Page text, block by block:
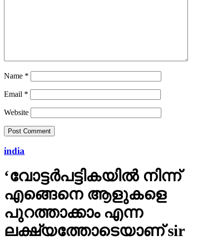
Name *
Email *
Website
india
‘വോട്ടര്‍പട്ടികയില്‍ നിന്ന്
എങ്ങെനെ ആളുകളെ
പുറത്താക്കാം എന്ന
ലക്ഷ്യത്തോടെയാണ് sir